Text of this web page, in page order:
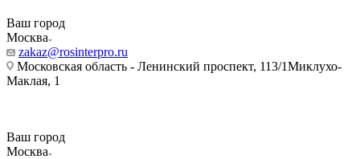
Ваш город
Москва
zakaz@rosinterpro.ru
Московская область - Ленинский проспект, 113/1Миклухо-
Маклая, 1
Ваш город
Москва